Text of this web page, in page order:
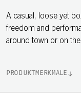
A casual, loose yet
freedom and
around town or on the
PRODUKTMERKMALE